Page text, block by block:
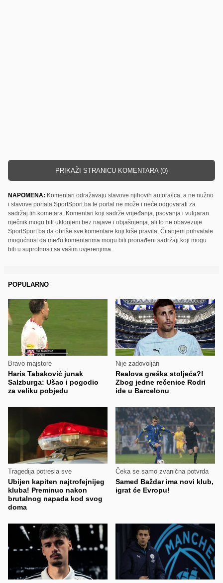
PRIKAŽI STRANICU KOMENTARA (0)
NAPOMENA: Komentari odražavaju stavove njihovih autora/ica, a ne nužno
i stavove portala SportSport.ba te portal ne može i neće odgovarati za
sadržaj tih kometara. Komentari koji sadrže vrijeđanja, psovanja i vulgaran
riječnik mogu biti uklonjeni bez najave i objašnjenja, ali to ne obavezuje
SportSport.ba da obriše sve komentare koji krše pravila. Čitanjem prihvatate
mogućnost da među komentarima mogu biti pronađeni sadržaji koji mogu
biti u suprotnosti sa vašim uvjerenjima.
POPULARNO
Bravo majstore
Haris Tabaković junak
Salzburga: Ušao i pogodio
za veliku pobjedu
Nije zadovoljan
Realova greška stoljeća?!
Zbog jedne rečenice Rodri
ide u Barcelonu
Tragedija potresla sve
Ubijen kapiten najtrofejnijeg
kluba! Preminuo nakon
brutalnog napada kod svog
doma
Čeka se samo zvanična potvrda
Samed Baždar ima novi klub,
igrat će Evropu!